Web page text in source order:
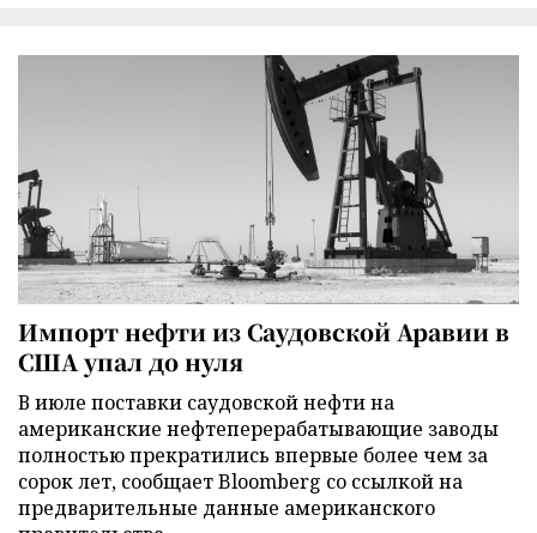
Импорт нефти из Саудовской Аравии в
США упал до нуля
В июле поставки саудовской нефти на
американские нефтеперерабатывающие заводы
полностью прекратились впервые более чем за
сорок лет, сообщает Bloomberg со ссылкой на
предварительные данные американского